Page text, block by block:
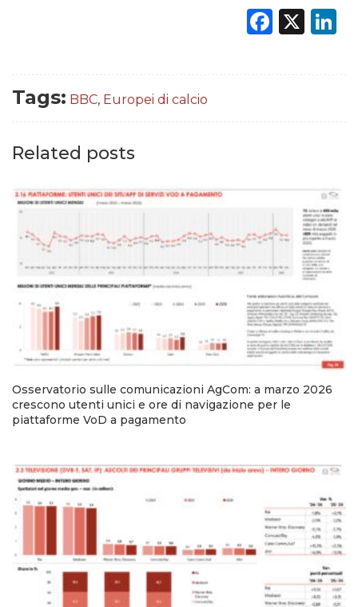
X
Tags: BBC, Europei di calcio
Related posts
Osservatorio sulle comunicazioni AgCom: a marzo 2026
crescono utenti unici e ore di navigazione per le
piattaforme VoD a pagamento